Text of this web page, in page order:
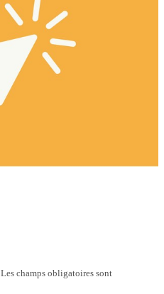
Les champs obligatoires sont